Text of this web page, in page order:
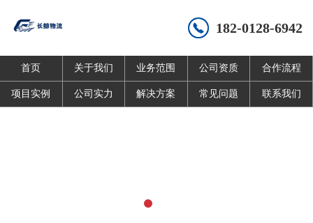
182-0128-6942
首页 关于我们 业务范围 公司资质 合作流程
项目实例 公司实力 解决方案 常见问题 联系我们